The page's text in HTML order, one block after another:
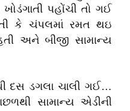
પહોંચી તો ગઈ
કે ચંપલમાં રમત થઇ
અને બીજી સામાન્ય
દસ ડગલા ચાલી ગઈ…
સામાન્ય એડીની